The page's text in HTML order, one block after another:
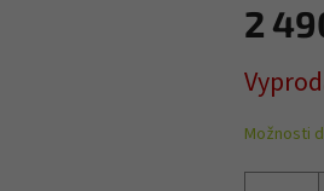
2
cena:
Možnosti